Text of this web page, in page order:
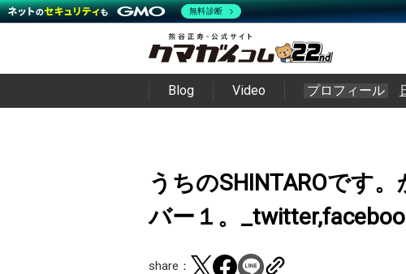
Blog Video プロフィール
うちのSHINTAROです
バー１。
share：
無料診断